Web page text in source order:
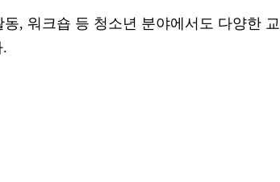
, 워크숍 등 청소년 분야에서도 다양한 교